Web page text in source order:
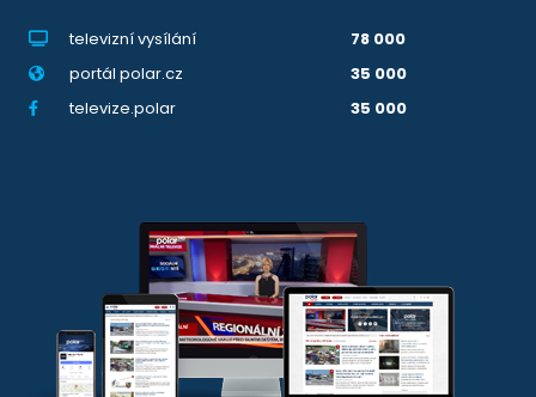
televizní vysílání
78 000
portál polar.cz
35 000
televize.polar
35 000